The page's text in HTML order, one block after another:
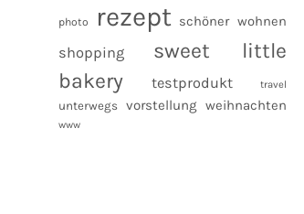
photo rezept schöner wohnen
shopping
sweet little
bakery
testprodukt travel
unterwegs vorstellung weihnachten
www